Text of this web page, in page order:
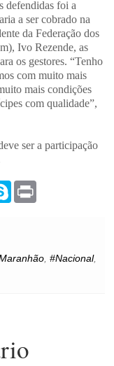
defendidas foi a
a ser cobrado na
da Federação dos
Ivo Rezende, as
os gestores. “Tenho
com muito mais
mais condições
com qualidade”,
ser a participação
S
, #Nacional,